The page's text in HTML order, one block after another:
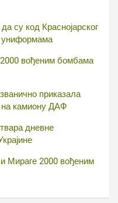
су код Краснојарског
вођеним бомбама
приказала
камиону ДАФ
дневне
Мираге 2000 вођеним